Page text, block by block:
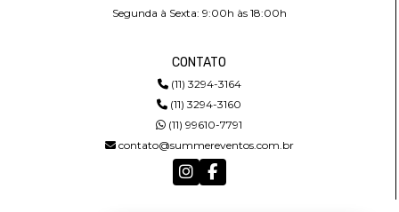
Segunda à Sexta: 9:00h às 18:00h
CONTATO
(11) 3294-3164
(11) 3294-3160
(11) 99610-7791
contato@summereventos.com.br